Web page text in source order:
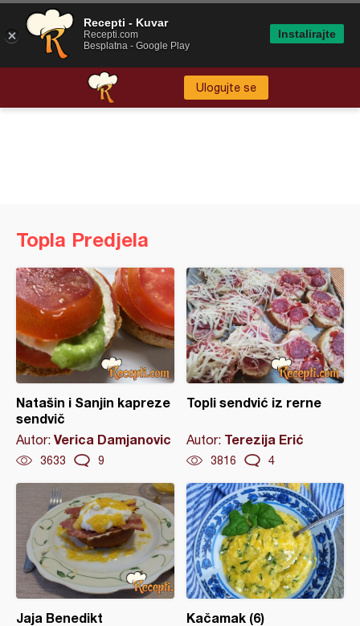
Ulogujte se
Topla Predjela
Natašin i Sanjin kapreze
sendvič
Autor: Verica Damjanovic
3633 9
Topli sendvić iz rerne
Autor: Terezija Erić
3816 4
Jaja Benedikt Kačamak (6)
Recepti - Kuvar
Recepti.com
Besplatna - Google Play
Instalirajte